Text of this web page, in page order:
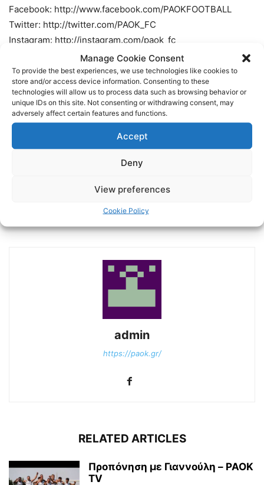
Manage Cookie Consent
To provide the best experiences, we use technologies like cookies to
store and/or access device information. Consenting to these
technologies will allow us to process data such as browsing behavior or
unique IDs on this site. Not consenting or withdrawing consent, may
adversely affect certain features and functions.
Accept
Deny
View preferences
Cookie Policy
Facebook: http://www.facebook.com/PAOKFOOTBALL
Twitter: http://twitter.com/PAOK_FC
Instagram: http://instagram.com/paok_fc
TAGS FOOTBALL ΠΑΟΚ ΠΟΔΟΣΦΑΙΡΟ
Press Conference: PAOK FC
Νίκη και παραμονή στην
admin
https://paok.gr/
RELATED ARTICLES
Προπόνηση με Γιαννούλη – PAOK
TV